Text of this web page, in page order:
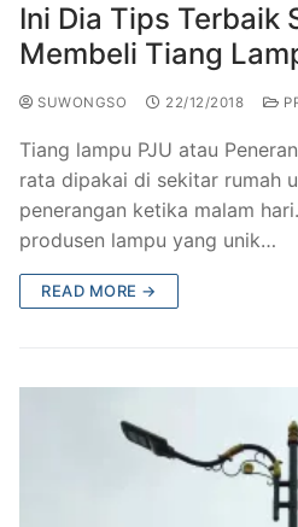
Ini Dia Tips Terbaik
Membeli Tiang
SUWONGSO 22/12/2018
Tiang lampu PJU atau
rata dipakai di sekitar rumah
penerangan ketika malam
produsen lampu yang unik…
READ MORE →